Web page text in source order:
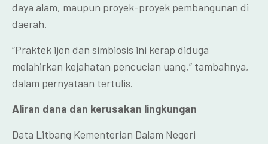
daya alam, maupun proyek-proyek pembangunan di
daerah.
“Praktek ijon dan simbiosis ini kerap diduga
melahirkan kejahatan pencucian uang,” tambahnya,
dalam pernyataan tertulis.
Aliran dana dan kerusakan lingkungan
Data Litbang Kementerian Dalam Negeri